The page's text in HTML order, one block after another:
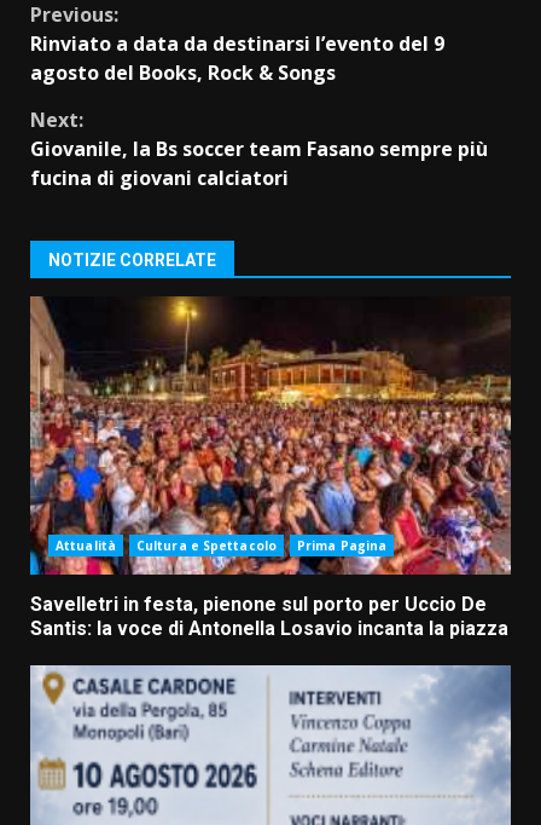
Continue
Reading
Previous:
Rinviato a data da destinarsi l’evento del 9
agosto del Books, Rock & Songs
Next:
Giovanile, la Bs soccer team Fasano sempre più
fucina di giovani calciatori
NOTIZIE CORRELATE
Attualità Cultura e Spettacolo Prima Pagina
Savelletri in festa, pienone sul porto per Uccio De
Santis: la voce di Antonella Losavio incanta la piazza